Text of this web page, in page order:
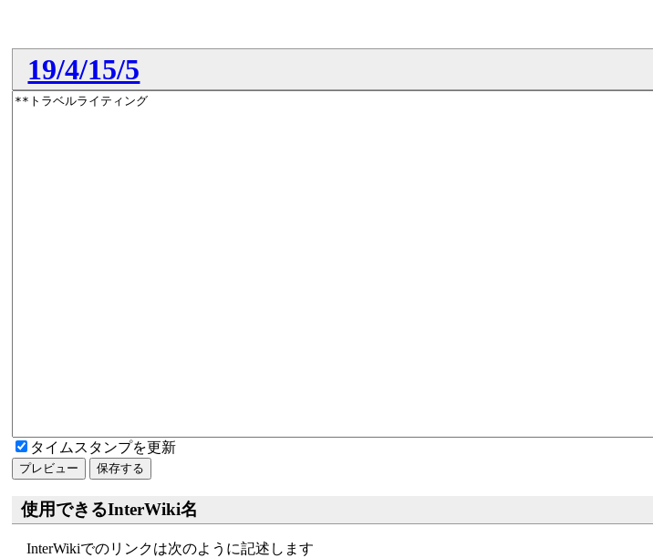
19/4/15/5
タイムスタンプを更新
使用できるInterWiki名
InterWikiでのリンクは次のように記述します